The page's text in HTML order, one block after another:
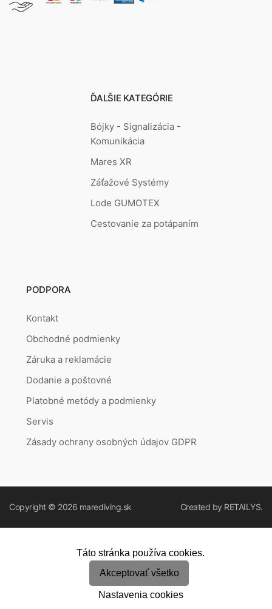
ĎALŠIE KATEGÓRIE
Bójky - Signalizácia -
Komunikácia
Mares XR
Záťažové Systémy
Lode GUMOTEX
Cestovanie za potápaním
PODPORA
Kontakt
Obchodné podmienky
Záruka a reklamácie
Dodanie a poštovné
Platobné metódy a podmienky
Servis
Zásady ochrany osobných údajov GDPR
Copyright © 2026 marediving.sk Created by RETAILYS.
Táto stránka používa cookies.
Akceptovať všetko
Nastavenia cookies